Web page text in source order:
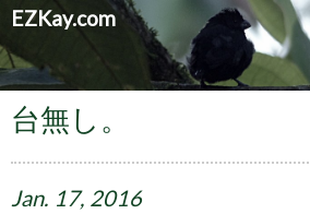
EZKay.com
台無し。
Jan. 17, 2016